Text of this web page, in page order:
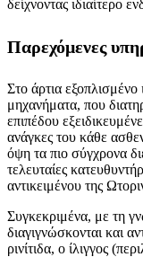
δείχνοντας ιδιαίτερο
Παρεχόμενες
Στο άρτια
μηχανήματα, που
επιπέδου
ανάγκες του κάθε
όψη τα πιο σύγχρονα
τελευταίες
αντικειμένου της
Συγκεκριμένα, με τη
διαγιγνώσκονται και
ρινίτιδα, ο ίλιγγος